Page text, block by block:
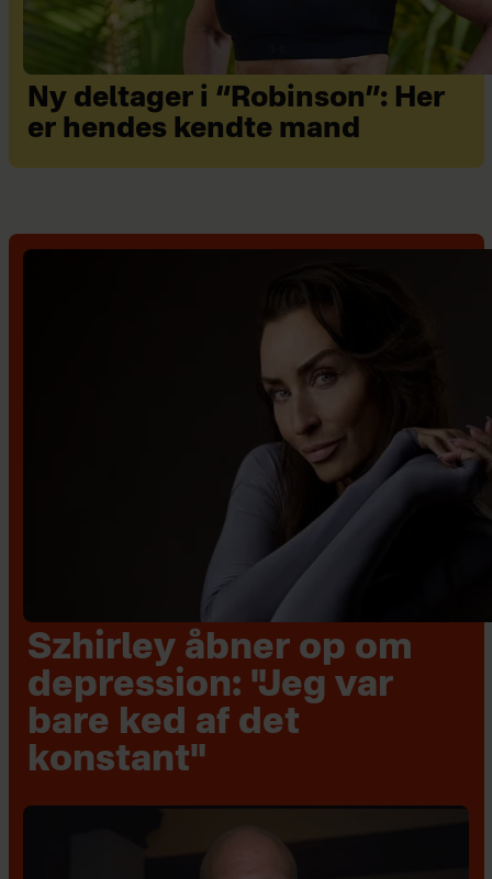
Ny deltager i “Robinson”: Her
er hendes kendte mand
Szhirley åbner op om
depression: "Jeg var
bare ked af det
konstant"